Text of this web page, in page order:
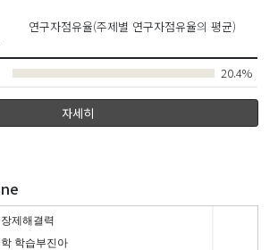
연구자점유율(주제별 연구자점유율의 평균)
20.4%
자세히
제해결력
학습부진아